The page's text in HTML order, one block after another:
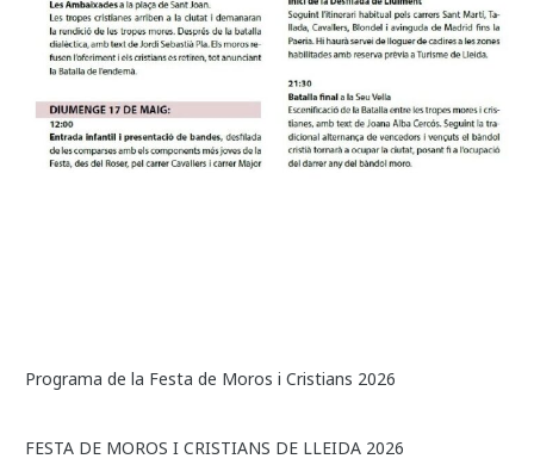
Programa de la Festa de Moros i Cristians 2026
FESTA DE MOROS I CRISTIANS DE LLEIDA 2026